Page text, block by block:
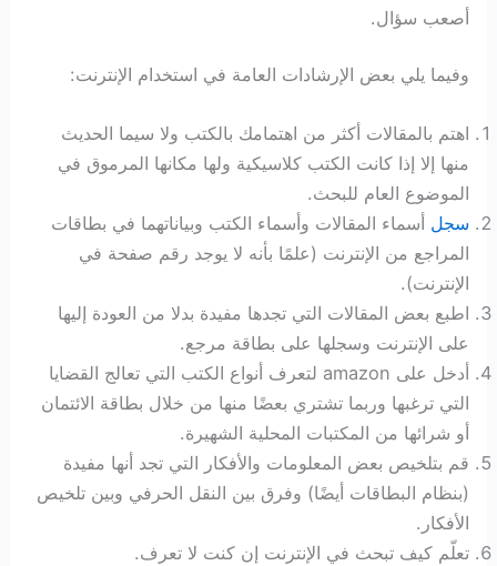
أصعب سؤال.
وفيما يلي بعض الإرشادات العامة في استخدام الإنترنت:
اهتم بالمقالات أكثر من اهتمامك بالكتب ولا سيما الحديث
منها إلا إذا كانت الكتب كلاسيكية ولها مكانها المرموق في
الموضوع العام للبحث.
سجل أسماء المقالات وأسماء الكتب وبياناتهما في بطاقات
المراجع من الإنترنت (علمًا بأنه لا يوجد رقم صفحة في
الإنترنت).
اطبع بعض المقالات التي تجدها مفيدة بدلا من العودة إليها
على الإنترنت وسجلها على بطاقة مرجع.
أدخل على amazon لتعرف أنواع الكتب التي تعالج القضايا
التي ترغبها وربما تشتري بعضًا منها من خلال بطاقة الائتمان
أو شرائها من المكتبات المحلية الشهيرة.
قم بتلخيص بعض المعلومات والأفكار التي تجد أنها مفيدة
(بنظام البطاقات أيضًا) وفرق بين النقل الحرفي وبين تلخيص
الأفكار.
تعلّم كيف تبحث في الإنترنت إن كنت لا تعرف.